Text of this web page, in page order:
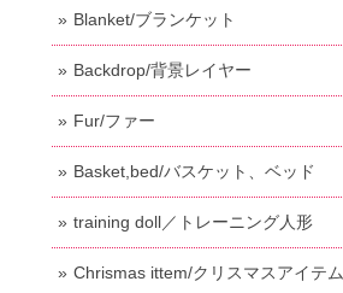
Blanket/ブランケット
Backdrop/背景レイヤー
Fur/ファー
Basket,bed/バスケット、ベッド
training doll／トレーニング人形
Chrismas ittem/クリスマスアイテム